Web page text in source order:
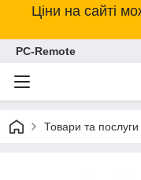
Ціни на сайті
PC-Remote
Товари та послуги